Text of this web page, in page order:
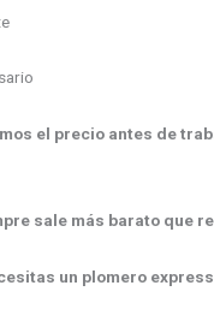
el precio antes de
sale más barato que
un plomero